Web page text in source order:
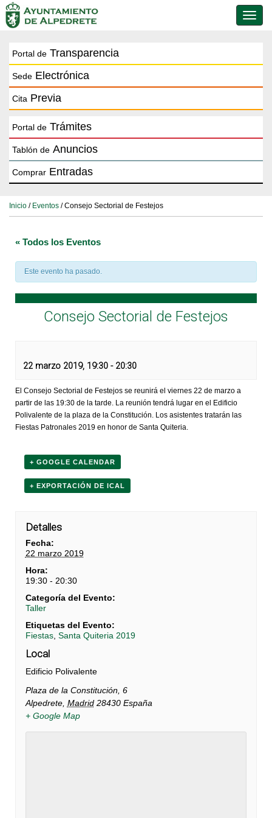
de
Portal de Transparencia
Sede Electrónica
Cita Previa
Portal de Trámites
Tablón de Anuncios
Comprar Entradas
Inicio / Eventos / Consejo Sectorial de Festejos
« Todos los Eventos
Este evento ha pasado.
Consejo Sectorial de Festejos
22 marzo 2019, 19:30 - 20:30
El Consejo Sectorial de Festejos se reunirá el viernes 22 de marzo a
partir de las 19:30 de la tarde. La reunión tendrá lugar en el Edificio
Polivalente de la plaza de la Constitución. Los asistentes tratarán las
Fiestas Patronales 2019 en honor de Santa Quiteria.
+ GOOGLE CALENDAR
+ EXPORTACIÓN DE ICAL
Detalles
Fecha:
22 marzo 2019
Hora:
19:30 - 20:30
Categoría del Evento:
Taller
Etiquetas del Evento:
Fiestas, Santa Quiteria 2019
Local
Edificio Polivalente
Plaza de la Constitución, 6
Alpedrete, Madrid 28430 España
+ Google Map